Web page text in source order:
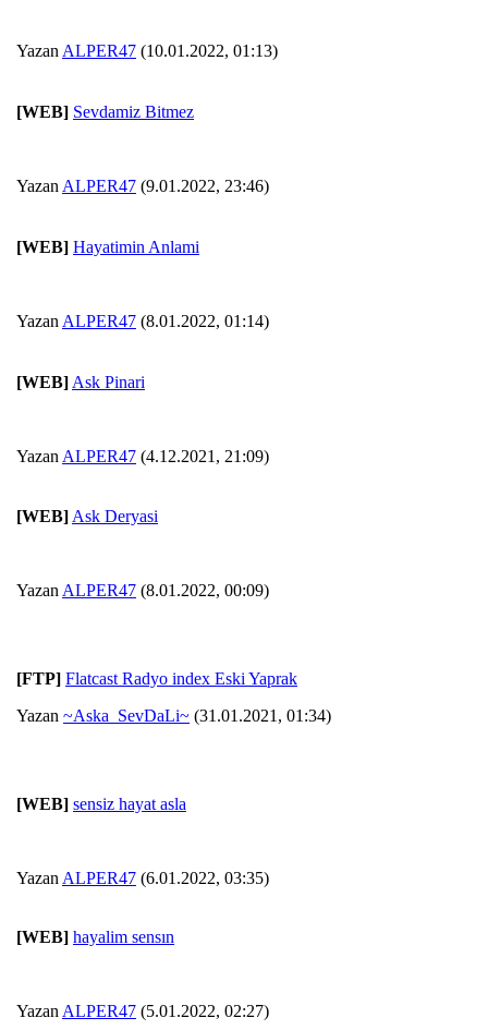
Yazan ALPER47 (10.01.2022, 01:13)
[WEB] Sevdamiz Bitmez
Yazan ALPER47 (9.01.2022, 23:46)
[WEB] Hayatimin Anlami
Yazan ALPER47 (8.01.2022, 01:14)
[WEB] Ask Pinari
Yazan ALPER47 (4.12.2021, 21:09)
[WEB] Ask Deryasi
Yazan ALPER47 (8.01.2022, 00:09)
[FTP] Flatcast Radyo index Eski Yaprak
Yazan ~Aska_SevDaLi~ (31.01.2021, 01:34)
[WEB] sensiz hayat asla
Yazan ALPER47 (6.01.2022, 03:35)
[WEB] hayalim sensın
Yazan ALPER47 (5.01.2022, 02:27)